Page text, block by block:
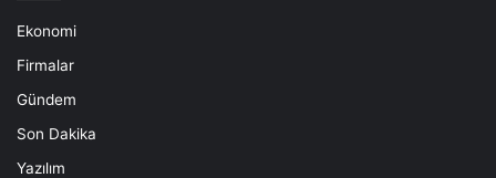
Ekonomi
Firmalar
Gündem
Son Dakika
Yazılım